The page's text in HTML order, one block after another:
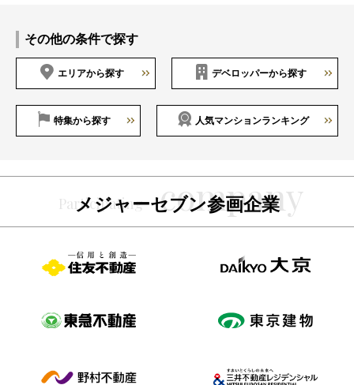
その他の条件で探す
エリアから探す デベロッパーから探す
特集から探す 人気マンションランキング
メジャーセブン参画企業